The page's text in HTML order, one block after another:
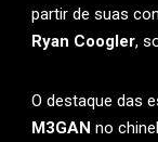
partir de suas
Ryan Coogler,
O destaque das
M3GAN no